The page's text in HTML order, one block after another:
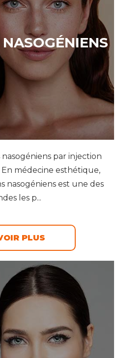
par injection
médecine esthétique,
nasogéniens est une des
les p...
PLUS